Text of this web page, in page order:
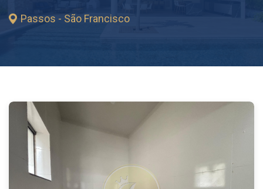
Passos - São Francisco